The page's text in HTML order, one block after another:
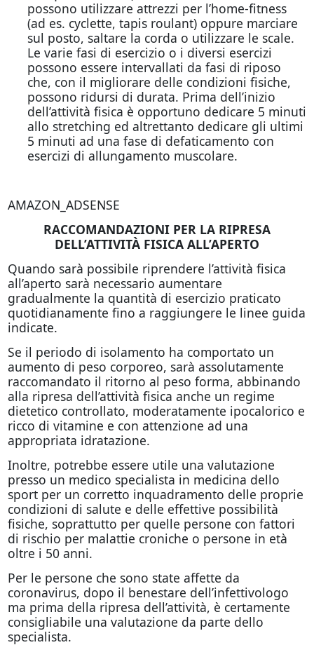
possono utilizzare attrezzi per l’home-fitness
(ad es. cyclette, tapis roulant) oppure marciare
sul posto, saltare la corda o utilizzare le scale.
Le varie fasi di esercizio o i diversi esercizi
possono essere intervallati da fasi di riposo
che, con il migliorare delle condizioni fisiche,
possono ridursi di durata. Prima dell’inizio
dell’attività fisica è opportuno dedicare 5 minuti
allo stretching ed altrettanto dedicare gli ultimi
5 minuti ad una fase di defaticamento con
esercizi di allungamento muscolare.
AMAZON_ADSENSE
RACCOMANDAZIONI PER LA RIPRESA
DELL’ATTIVITÀ FISICA ALL’APERTO
Quando sarà possibile riprendere l’attività fisica
all’aperto sarà necessario aumentare
gradualmente la quantità di esercizio praticato
quotidianamente fino a raggiungere le linee guida
indicate.
Se il periodo di isolamento ha comportato un
aumento di peso corporeo, sarà assolutamente
raccomandato il ritorno al peso forma, abbinando
alla ripresa dell’attività fisica anche un regime
dietetico controllato, moderatamente ipocalorico e
ricco di vitamine e con attenzione ad una
appropriata idratazione.
Inoltre, potrebbe essere utile una valutazione
presso un medico specialista in medicina dello
sport per un corretto inquadramento delle proprie
condizioni di salute e delle effettive possibilità
fisiche, soprattutto per quelle persone con fattori
di rischio per malattie croniche o persone in età
oltre i 50 anni.
Per le persone che sono state affette da
coronavirus, dopo il benestare dell’infettivologo
ma prima della ripresa dell’attività, è certamente
consigliabile una valutazione da parte dello
specialista.